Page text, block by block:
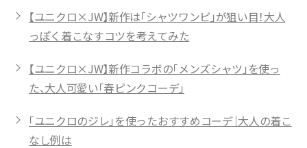
【ユニクロ×JW】新作は「シャツワンピ」が狙い目！大人
っぽく着こなすコツを考えてみた
【ユニクロ×JW】新作コラボの「メンズシャツ」を使っ
た、大人可愛い「春ピンクコーデ」
「ユニクロのジレ」を使ったおすすめコーデ｜大人の着こ
なし例は